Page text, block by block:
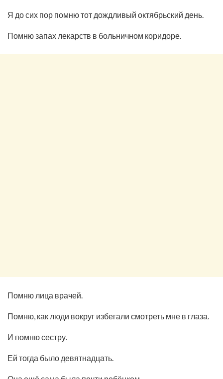
Я до сих пор помню тот дождливый октябрьский день.
Помню запах лекарств в больничном коридоре.
Помню лица врачей.
Помню, как люди вокруг избегали смотреть мне в глаза.
И помню сестру.
Ей тогда было девятнадцать.